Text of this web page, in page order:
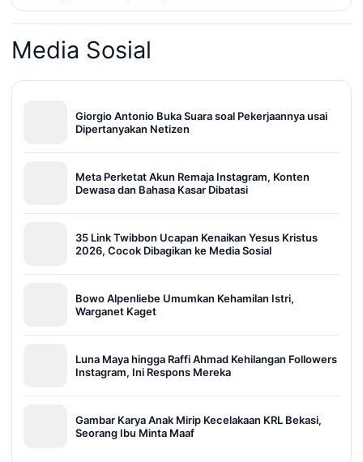
Media Sosial
Giorgio Antonio Buka Suara soal Pekerjaannya usai
Dipertanyakan Netizen
Meta Perketat Akun Remaja Instagram, Konten
Dewasa dan Bahasa Kasar Dibatasi
35 Link Twibbon Ucapan Kenaikan Yesus Kristus
2026, Cocok Dibagikan ke Media Sosial
Bowo Alpenliebe Umumkan Kehamilan Istri,
Warganet Kaget
Luna Maya hingga Raffi Ahmad Kehilangan Followers
Instagram, Ini Respons Mereka
Gambar Karya Anak Mirip Kecelakaan KRL Bekasi,
Seorang Ibu Minta Maaf